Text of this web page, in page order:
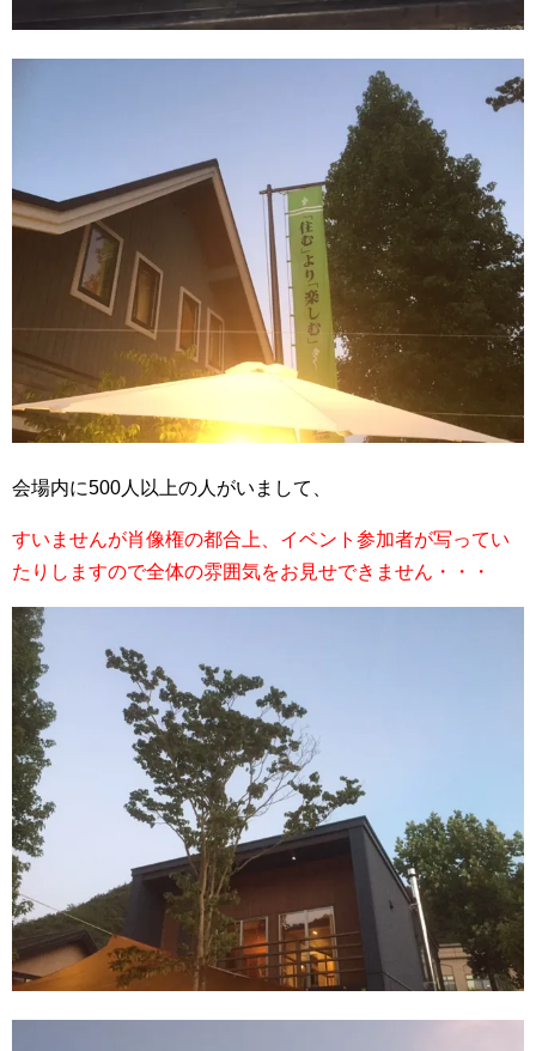
会場内に500人以上の人がいまして、
すいませんが肖像権の都合上、イベント参加者が写ってい
たりしますので全体の雰囲気をお見せできません・・・